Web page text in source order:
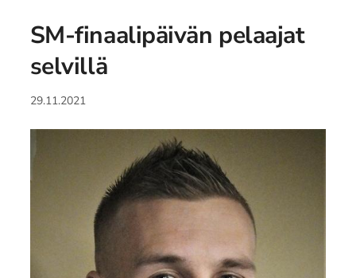
SM-finaalipäivän pelaajat
selvillä
29.11.2021